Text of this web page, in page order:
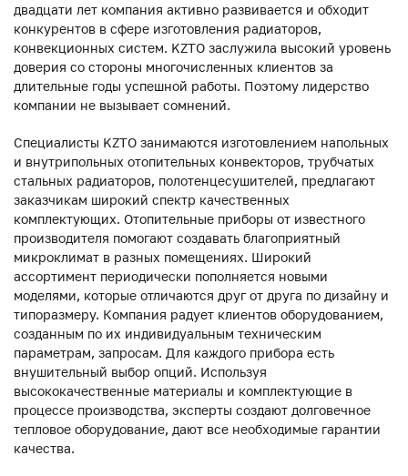
двадцати лет компания активно развивается и обходит
конкурентов в сфере изготовления радиаторов,
конвекционных систем. KZTO заслужила высокий уровень
доверия со стороны многочисленных клиентов за
длительные годы успешной работы. Поэтому лидерство
компании не вызывает сомнений.
Специалисты KZTO занимаются изготовлением напольных
и внутрипольных отопительных конвекторов, трубчатых
стальных радиаторов, полотенцесушителей, предлагают
заказчикам широкий спектр качественных
комплектующих. Отопительные приборы от известного
производителя помогают создавать благоприятный
микроклимат в разных помещениях. Широкий
ассортимент периодически пополняется новыми
моделями, которые отличаются друг от друга по дизайну и
типоразмеру. Компания радует клиентов оборудованием,
созданным по их индивидуальным техническим
параметрам, запросам. Для каждого прибора есть
внушительный выбор опций. Используя
высококачественные материалы и комплектующие в
процессе производства, эксперты создают долговечное
тепловое оборудование, дают все необходимые гарантии
качества.